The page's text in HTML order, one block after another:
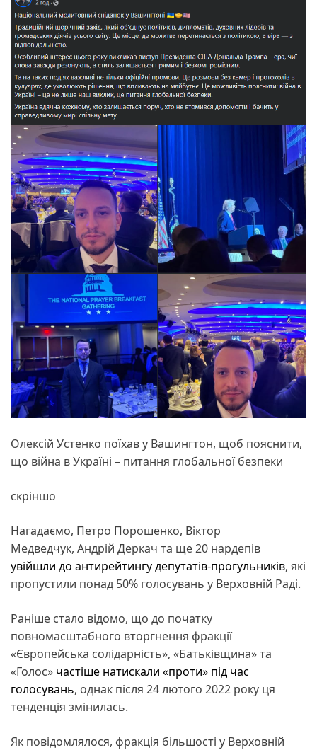
Олексій Устенко поїхав у Вашингтон, щоб пояснити,
що війна в Україні – питання глобальної безпеки
скріншо
Нагадаємо, Петро Порошенко, Віктор
Медведчук, Андрій Деркач та ще 20 нардепів
увійшли до антирейтингу депутатів-прогульників, які
пропустили понад 50% голосувань у Верховній Раді.
Раніше стало відомо, що до початку
повномасштабного вторгнення фракції
«Європейська солідарність», «Батьківщина» та
«Голос» частіше натискали «проти» під час
голосувань, однак після 24 лютого 2022 року ця
тенденція змінилась.
Як повідомлялося, фракція більшості у Верховній